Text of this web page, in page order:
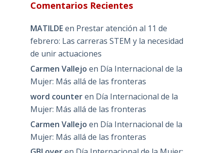
Comentarios Recientes
MATILDEen Prestar atención al 11 de
febrero: Las carreras STEM y la necesidad
de unir actuaciones
Carmen Vallejo en Día Internacional de la
Mujer: Más allá de las fronteras
word counteren Día Internacional de la
Mujer: Más allá de las fronteras
Carmen Vallejo en Día Internacional de la
Mujer: Más allá de las fronteras